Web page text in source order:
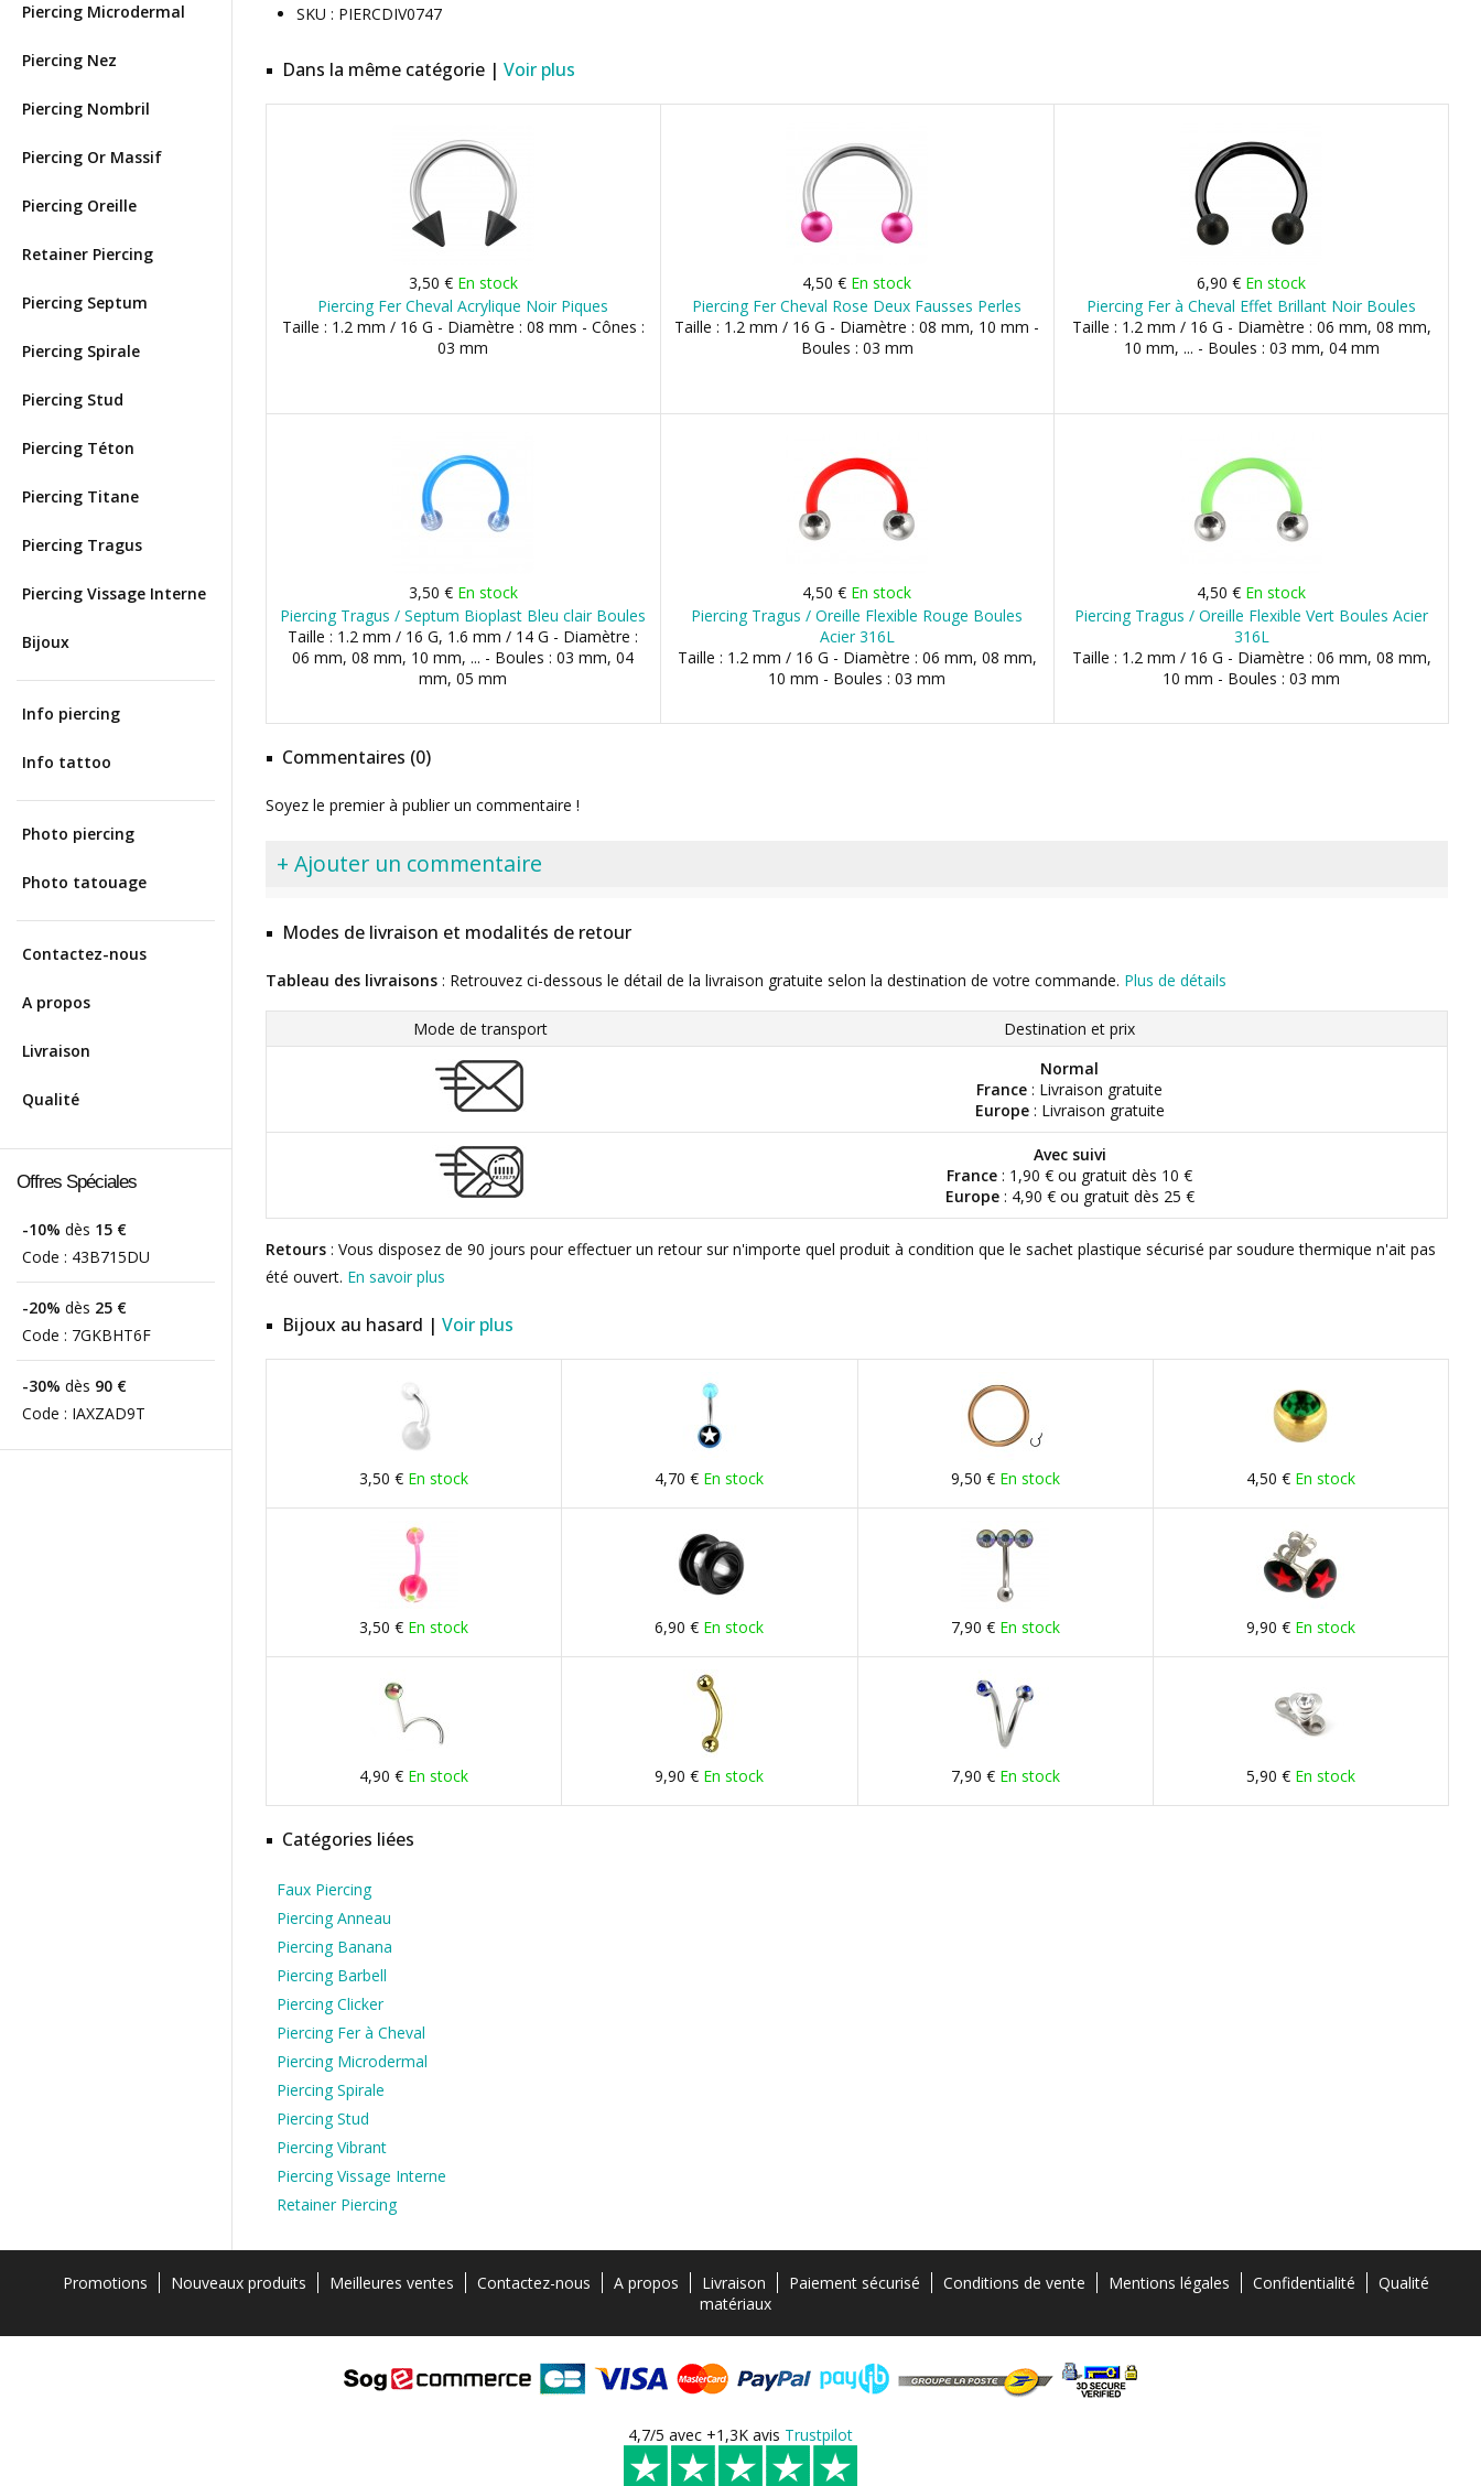
Piercing Microdermal
Piercing Nez
Piercing Nombril
Piercing Or Massif
Piercing Oreille
Retainer Piercing
Piercing Septum
Piercing Spirale
Piercing Stud
Piercing Téton
Piercing Titane
Piercing Tragus
Piercing Vissage Interne
Bijoux
Info piercing
Info tattoo
Photo piercing
Photo tatouage
Contactez-nous
A propos
Livraison
Qualité
Offres Spéciales
-10% dès 15 €
Code : 43B715DU
-20% dès 25 €
Code : 7GKBHT6F
-30% dès 90 €
Code : IAXZAD9T
SKU : PIERCDIV0747
Dans la même catégorie | Voir plus
3,50 € En stock
Piercing Fer Cheval Acrylique Noir Piques
Taille : 1.2 mm / 16 G - Diamètre : 08 mm - Cônes :
03 mm
4,50 € En stock
Piercing Fer Cheval Rose Deux Fausses Perles
Taille : 1.2 mm / 16 G - Diamètre : 08 mm, 10 mm -
Boules : 03 mm
6,90 € En stock
Piercing Fer à Cheval Effet Brillant Noir Boules
Taille : 1.2 mm / 16 G - Diamètre : 06 mm, 08 mm,
10 mm, ... - Boules : 03 mm, 04 mm
3,50 € En stock
Piercing Tragus / Septum Bioplast Bleu clair Boules
Taille : 1.2 mm / 16 G, 1.6 mm / 14 G - Diamètre :
06 mm, 08 mm, 10 mm, ... - Boules : 03 mm, 04
mm, 05 mm
4,50 € En stock
Piercing Tragus / Oreille Flexible Rouge Boules
Acier 316L
Taille : 1.2 mm / 16 G - Diamètre : 06 mm, 08 mm,
10 mm - Boules : 03 mm
4,50 € En stock
Piercing Tragus / Oreille Flexible Vert Boules Acier
316L
Taille : 1.2 mm / 16 G - Diamètre : 06 mm, 08 mm,
10 mm - Boules : 03 mm
Commentaires (0)
Soyez le premier à publier un commentaire !
+ Ajouter un commentaire
Modes de livraison et modalités de retour
Tableau des livraisons : Retrouvez ci-dessous le détail de la livraison gratuite selon la destination de votre commande. Plus de détails
Mode de transport
Destination et prix
Normal
France : Livraison gratuite
Europe: Livraison gratuite
Avec suivi
France : 1,90 € ou gratuit dès 10 €
Europe: 4,90 € ou gratuit dès 25 €
Retours : Vous disposez de 90 jours pour effectuer un retour sur n'importe quel produit à condition que le sachet plastique sécurisé par soudure thermique n'ait pas
été ouvert. En savoir plus
Bijoux au hasard | Voir plus
3,50 € En stock 4,70 € En stock 9,50 € En stock 4,50 € En stock
3,50 € En stock 6,90 € En stock 7,90 € En stock 9,90 € En stock
4,90 € En stock 9,90 € En stock 7,90 € En stock 5,90 € En stock
Catégories liées
Faux Piercing
Piercing Anneau
Piercing Banana
Piercing Barbell
Piercing Clicker
Piercing Fer à Cheval
Piercing Microdermal
Piercing Spirale
Piercing Stud
Piercing Vibrant
Piercing Vissage Interne
Retainer Piercing
Promotions Nouveaux produits Meilleures ventes Contactez-nous A propos Livraison Paiement sécurisé Conditions de vente Mentions légales Confidentialité
Qualité
matériaux
4,7/5 avec +1,3K avis Trustpilot